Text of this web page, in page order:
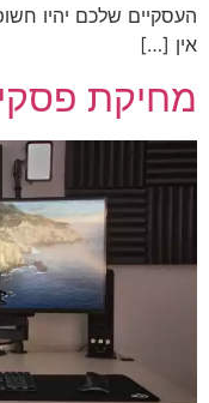
העסקיים שלכם יהיו
אין […]
מחיקת